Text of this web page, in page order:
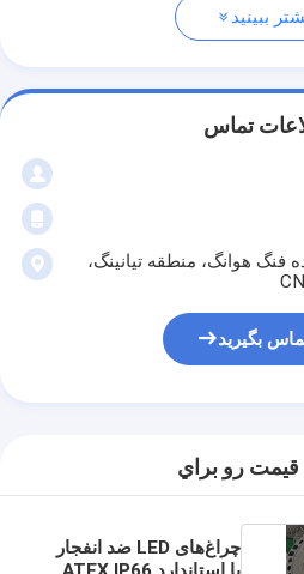
ببینید
تماس
۲-۵، شماره ۱۹ جاده فنگ هوانگ، منطقه تیانینگ،
بگیرید
قيمت رو براي
چراغ‌های LED ضد انفجار